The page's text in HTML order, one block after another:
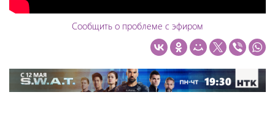
Сообщить о проблеме с эфиром